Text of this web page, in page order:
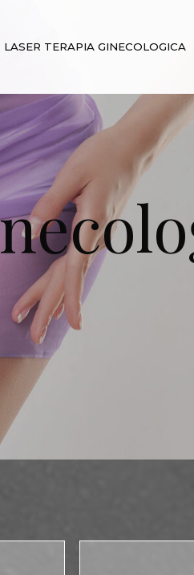
LASER TERAPIA GINECOLOGICA